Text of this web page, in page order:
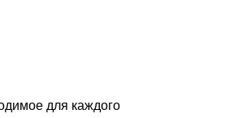
для каждого